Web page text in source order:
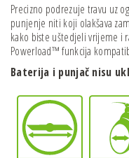
Precizno podrezuje travu uz
punjenje niti koji olakšava
kako biste uštedjeli vrijeme i
Powerload™ funkcija
Baterija i punjač nisu